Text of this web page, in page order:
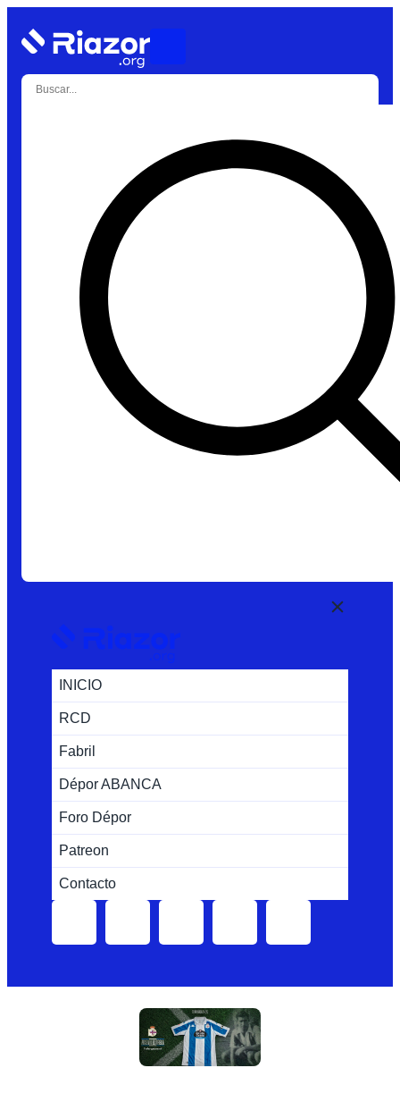
INICIO
RCD
Fabril
Dépor ABANCA
Foro Dépor
Patreon
Contacto